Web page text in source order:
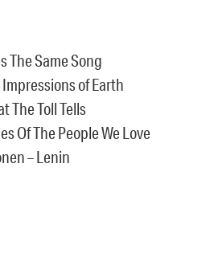
The Same Song
of Earth
The Toll Tells
Of The People We Love
– Lenin